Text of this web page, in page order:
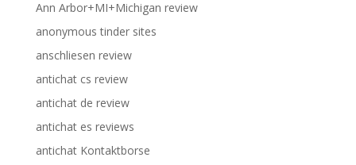
Ann Arbor+MI+Michigan review
anonymous tinder sites
anschliesen review
antichat cs review
antichat de review
antichat es reviews
antichat Kontaktborse